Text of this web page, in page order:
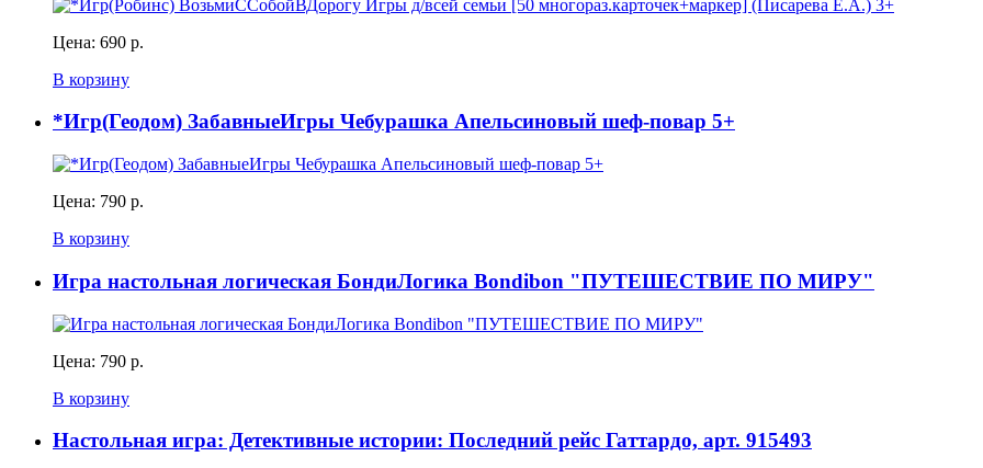
Цена: 690 р.
В корзину
*Игр(Геодом) ЗабавныеИгры Чебурашка Апельсиновый шеф-повар 5+
Цена: 790 р.
В корзину
Игра настольная логическая БондиЛогика Bondibon "ПУТЕШЕСТВИЕ ПО МИРУ"
Цена: 790 р.
В корзину
Настольная игра: Детективные истории: Последний рейс Гаттардо, арт. 915493